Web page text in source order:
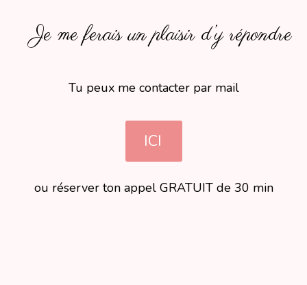
Je me ferais un plaisir d’y répondre
Tu peux me contacter par mail
ICI
ou réserver ton appel GRATUIT de 30 min